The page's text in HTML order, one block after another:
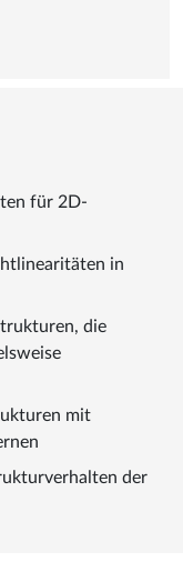
für 2D-
in
die
mit
der